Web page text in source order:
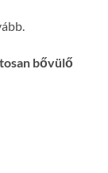
bővülő